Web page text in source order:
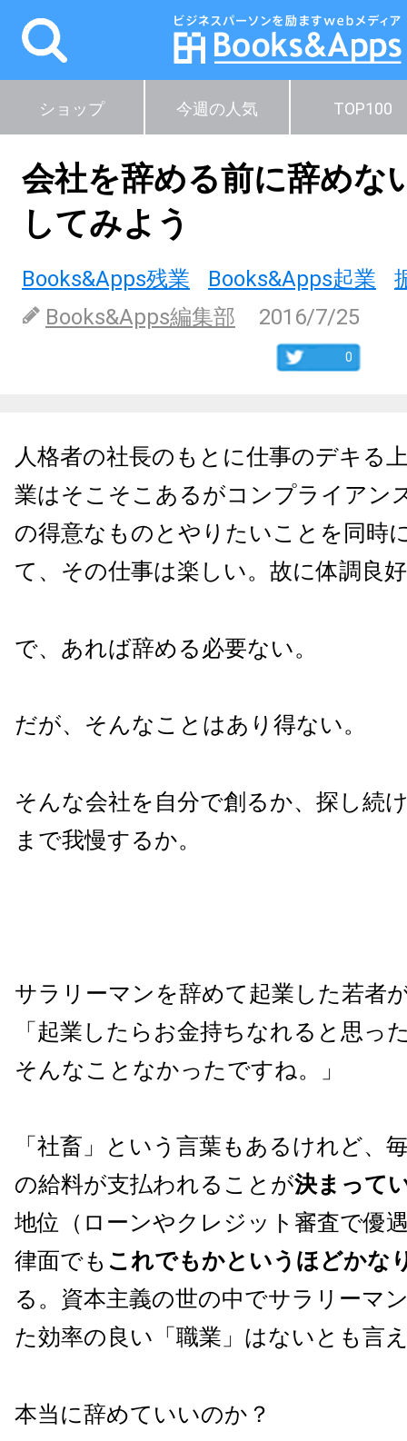
ショップ 今週の人気 TOP100
会社を辞める前に辞めな
してみよう
Books&Apps残業 Books&Apps起業
Books&Apps編集部
2016/7/25
0
人格者の社長のもとに仕事のデキる
業はそこそこあるがコンプライアン
の得意なものとやりたいことを同時
て、その仕事は楽しい。故に体調良
で、あれば辞める必要ない。
だが、そんなことはあり得ない。
そんな会社を自分で創るか、探し続
まで我慢するか。
サラリーマンを辞めて起業した若者
「起業したらお金持ちなれると思っ
そんなことなかったですね。」
「社畜」という言葉もあるけれど、
の給料が支払われることが決まって
地位（ローンやクレジット審査で優
律面でも これでもかというほどかな
る。資本主義の世の中でサラリーマ
た効率の良い「職業」はないとも言
本当に辞めていいのか？